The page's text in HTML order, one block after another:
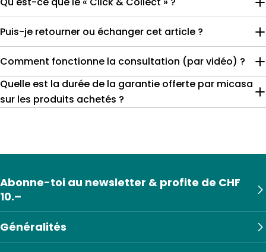
Puis-je retourner ou échanger cet article ?
Comment fonctionne la consultation (par vidéo) ?
Quelle est la durée de la garantie offerte par micasa
sur les produits achetés ?
Généralités
Abonne-toi au newsletter & profite de CHF
10.–